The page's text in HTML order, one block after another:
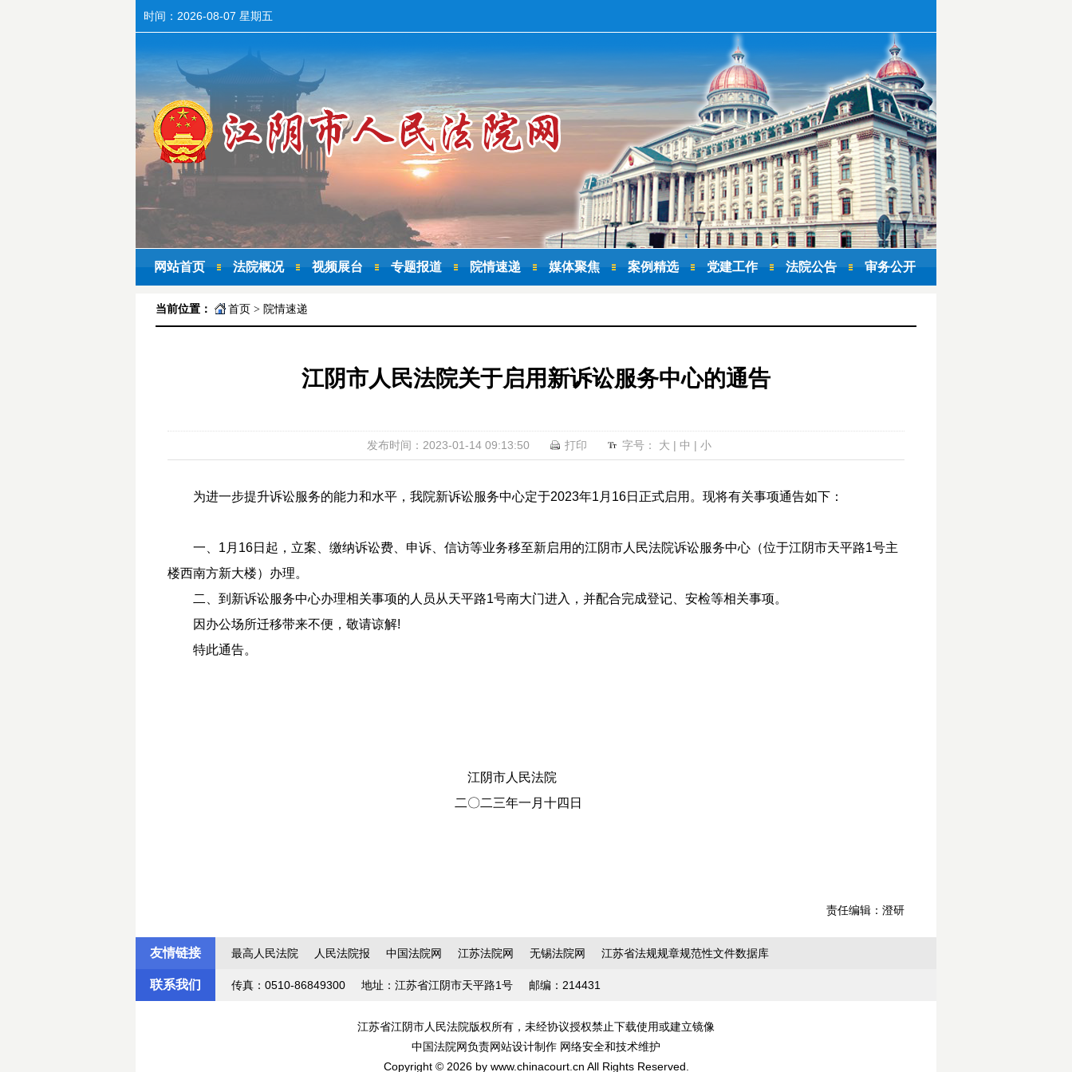
时间： 2026-08-07 星期五
网站首页 法院概况 视频展台 专题报道 院情速递 媒体聚焦 案例精选 党建工作 法院公告 审务公开
当前位置： 首页 > 院情速递
江阴市人民法院关于启用新诉讼服务中心的通告
发布时间：2023-01-14 09:13:50 打印 字号： 大 | 中 | 小
为进一步提升诉讼服务的能力和水平，我院新诉讼服务中心定于2023年1月16日正式启用。现将有关事项通告如下：
一、1月16日起，立案、缴纳诉讼费、申诉、信访等业务移至新启用的江阴市人民法院诉讼服务中心（位于江阴市天平路1号主
楼西南方新大楼）办理。
二、到新诉讼服务中心办理相关事项的人员从天平路1号南大门进入，并配合完成登记、安检等相关事项。
因办公场所迁移带来不便，敬请谅解!
特此通告。
江阴市人民法院
二〇二三年一 月 十四 日
责任编辑：澄研
友情链接 最高人民法院 人民法院报 中国法院网 江苏法院网 无锡法院网 江苏省法规规章规范性文件数据库
联系我们 传真：0510-86849300 地址：江苏省江阴市天平路1号 邮编：214431
江苏省江阴市人民法院版权所有，未经协议授权禁止下载使用或建立镜像
中国法院网负责网站设计制作 网络安全和技术维护
Copyright © 2026 by www.chinacourt.cn All Rights Reserved.